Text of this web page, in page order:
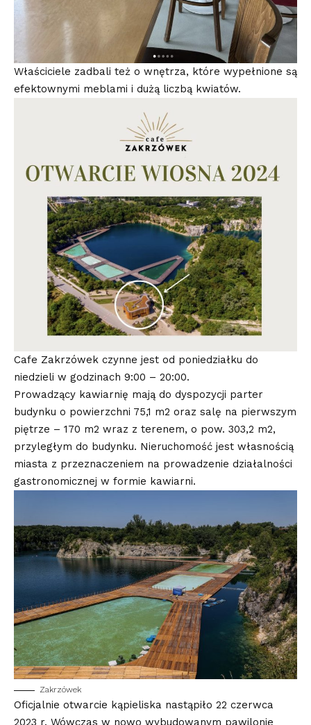
Właściciele zadbali też o wnętrza, które wypełnione są
efektownymi meblami i dużą liczbą kwiatów.
Cafe Zakrzówek czynne jest od poniedziałku do
niedzieli w godzinach 9:00 – 20:00.
Prowadzący kawiarnię mają do dyspozycji parter
budynku o powierzchni 75,1 m2 oraz salę na pierwszym
piętrze – 170 m2 wraz z terenem, o pow. 303,2 m2,
przyległym do budynku. Nieruchomość jest własnością
miasta z przeznaczeniem na prowadzenie działalności
gastronomicznej w formie kawiarni.
Zakrzówek
Oficjalnie otwarcie kąpieliska nastąpiło 22 czerwca
2023 r. Wówczas w nowo wybudowanym pawilonie